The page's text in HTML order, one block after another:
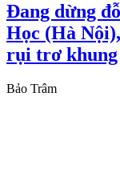
Đang dừng
Học (Hà
rụi trơ khung
Bảo Trâm